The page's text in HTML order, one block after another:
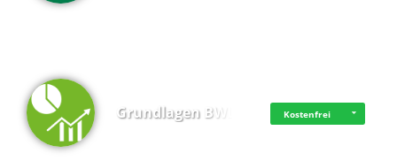
Grundlagen BWL Kostenfrei